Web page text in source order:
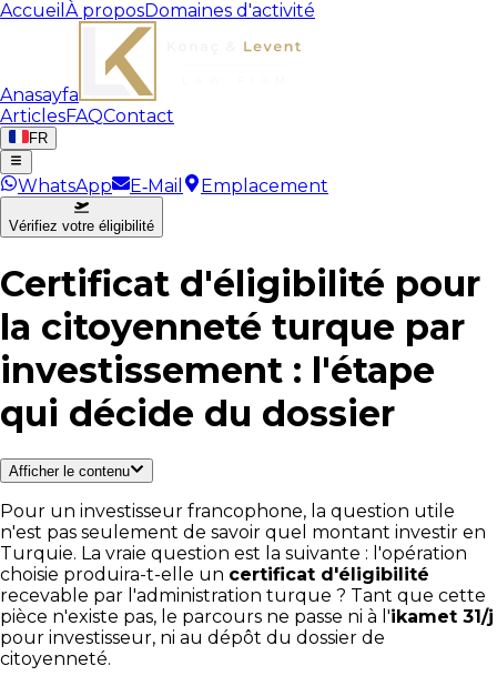
Accueil À proposDomaines d'activité
Anasayfa
ArticlesFAQContact
FR
WhatsApp E‑Mail Emplacement
Vérifiez votre éligibilité
Certificat d'éligibilité pour
la citoyenneté turque par
investissement : l'étape
qui décide du dossier
Afficher le contenu
Pour un investisseur francophone, la question utile
n'est pas seulement de savoir quel montant investir en
Turquie. La vraie question est la suivante : l'opération
choisie produira-t-elle un certificat d'éligibilité
recevable par l'administration turque ? Tant que cette
pièce n'existe pas, le parcours ne passe ni à l'ikamet 31/j
pour investisseur, ni au dépôt du dossier de
citoyenneté.